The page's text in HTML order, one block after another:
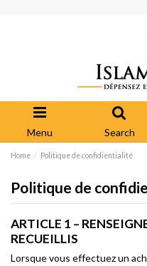
Menu Search
Home Politique de confidientialité
Politique de
ARTICLE 1 –
RECUEILLIS
Lorsque vous effectuez un